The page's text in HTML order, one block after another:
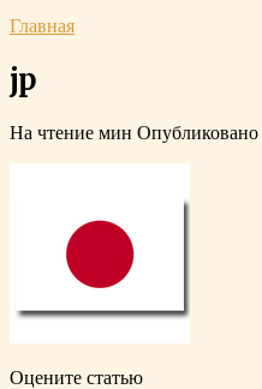
Главная
jp
На чтение мин Опубликовано
Оцените статью